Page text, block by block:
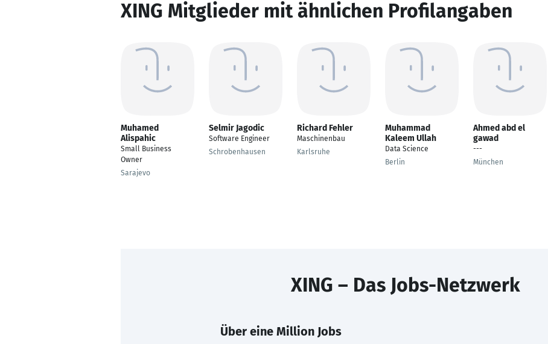
XING Mitglieder mit ähnlichen Profilangaben
Muhamed
Alispahic
Small Business
Owner
Sarajevo
Selmir Jagodic
Software Engineer
Schrobenhausen
Richard Fehler
Maschinenbau
Karlsruhe
Muhammad
Kaleem Ullah
Data Science
Berlin
Ahmed abd el
gawad
---
München
XING – Das Jobs-Netzwerk
Über eine Million Jobs